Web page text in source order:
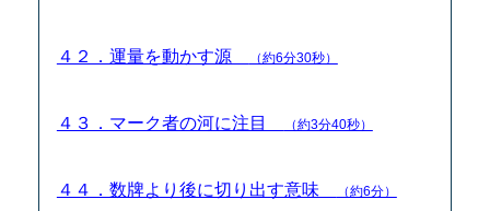
４２．運量を動かす源 （約6分30秒）
４３．マーク者の河に注目 （約3分40秒）
４４．数牌より後に切り出す意味 （約6分）